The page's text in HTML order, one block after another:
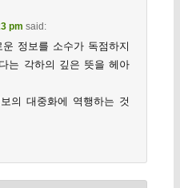
pm said:
정보를 소수가 독점하지
는 각하의 깊은 뜻을 헤아
의 대중화에 역행하는 것